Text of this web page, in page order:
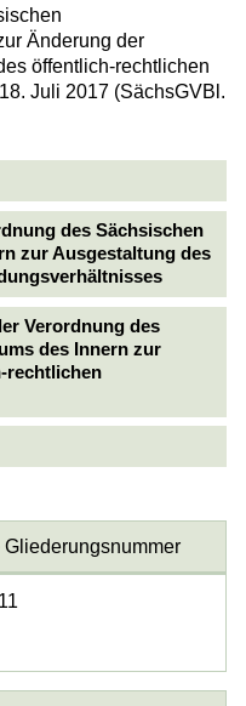
Änderung der
öffentlich-rechtlichen
Juli 2017 (SächsGVBl.
des Sächsischen
zur Ausgestaltung des
Verordnung des
des Innern zur
rechtlichen